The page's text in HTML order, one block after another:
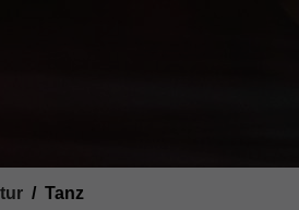
Tanz